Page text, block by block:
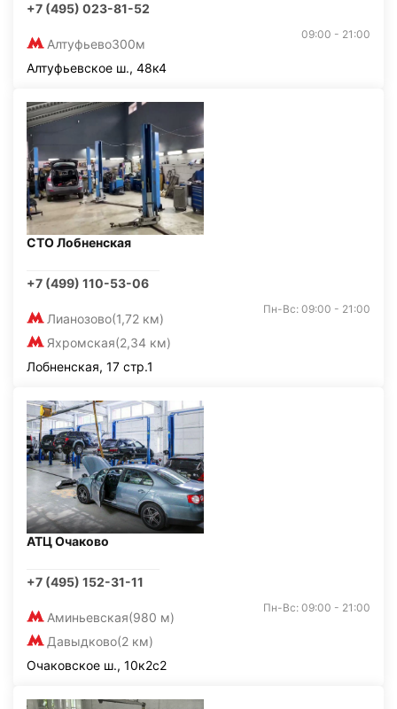
+7 (495) 023-81-52
Алтуфьево300м
09:00 - 21:00
Алтуфьевское ш., 48к4
СТО Лобненская
+7 (499) 110-53-06
Лианозово(1,72 км)
Яхромская(2,34 км)
Пн-Вс: 09:00 - 21:00
Лобненская, 17 стр.1
АТЦ Очаково
+7 (495) 152-31-11
Аминьевская(980 м)
Давыдково(2 км)
Пн-Вс: 09:00 - 21:00
Очаковское ш., 10к2с2